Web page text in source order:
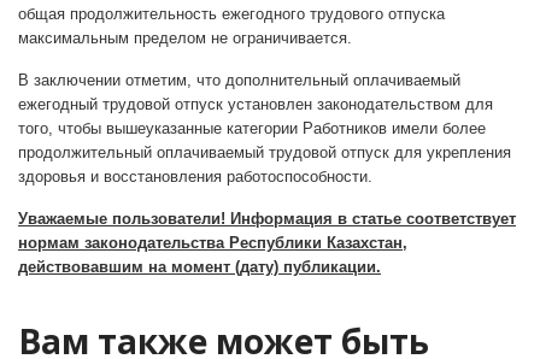
общая продолжительность ежегодного трудового отпуска
максимальным пределом не ограничивается.
В заключении отметим, что дополнительный оплачиваемый
ежегодный трудовой отпуск установлен законодательством для
того, чтобы вышеуказанные категории Работников имели более
продолжительный оплачиваемый трудовой отпуск для укрепления
здоровья и восстановления работоспособности.
Уважаемые пользователи! Информация в статье соответствует
нормам законодательства Республики Казахстан,
действовавшим на момент (дату) публикации.
Вам также может быть